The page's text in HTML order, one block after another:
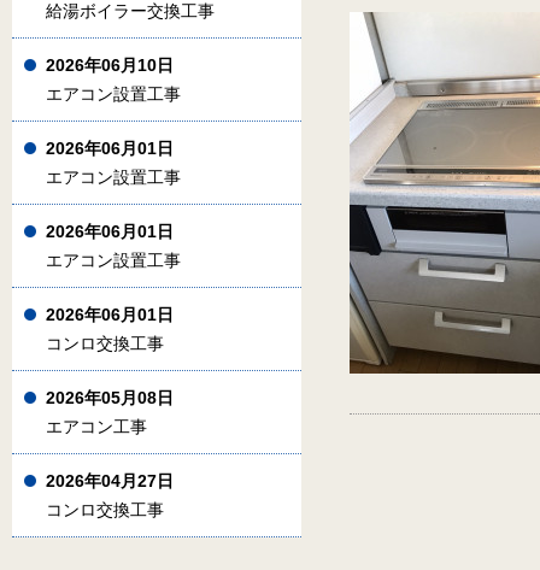
給湯ボイラー交換工事
2026年06月10日
エアコン設置工事
2026年06月01日
エアコン設置工事
2026年06月01日
エアコン設置工事
2026年06月01日
コンロ交換工事
2026年05月08日
エアコン工事
2026年04月27日
コンロ交換工事